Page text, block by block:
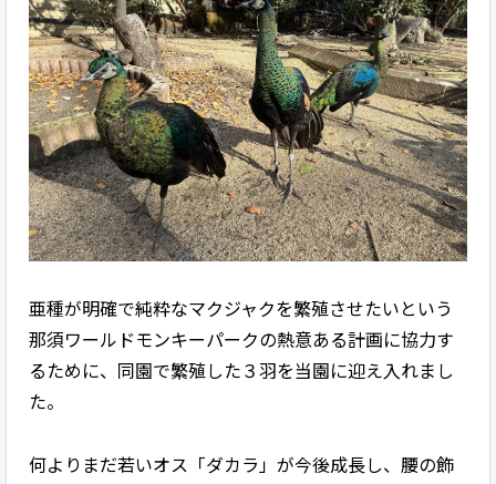
亜種が明確で純粋なマクジャクを繁殖させたいという
那須ワールドモンキーパークの熱意ある計画に協力す
るために、同園で繁殖した３羽を当園に迎え入れまし
た。
何よりまだ若いオス「ダカラ」が今後成長し、腰の飾